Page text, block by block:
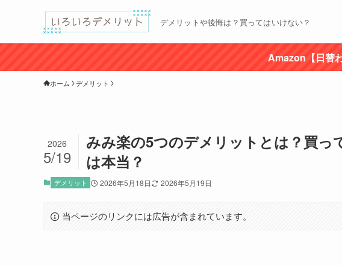
デメリットや後悔は？買ってはいけない？
Amazon【日替
ホーム デメリット
みみ楽の5つのデメリットとは？買っ
は本当？
2026
5/19
デメリット 2026年5月18日 2026年5月19日
当ページのリンクには広告が含まれています。